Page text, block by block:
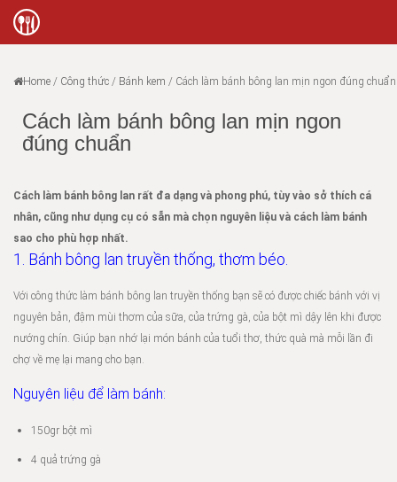
Home / Công thức / Bánh kem / Cách làm bánh bông lan mịn ngon đúng chuẩn
Cách làm bánh bông lan mịn ngon
đúng chuẩn
Cách làm bánh bông lan rất đa dạng và phong phú, tùy vào sở thích cá
nhân, cũng như dụng cụ có sẵn mà chọn nguyên liệu và cách làm bánh
sao cho phù hợp nhất.
1. Bánh bông lan truyền thống, thơm béo.
Với công thức làm bánh bông lan truyền thống bạn sẽ có được chiếc bánh với vị
nguyên bản, đậm mùi thơm của sữa, của trứng gà, của bột mì dậy lên khi được
nướng chín. Giúp bạn nhớ lại món bánh của tuổi thơ, thức quà mà mỗi lần đi
chợ về mẹ lại mang cho bạn.
Nguyên liệu để làm bánh:
150gr bột mì
4 quả trứng gà